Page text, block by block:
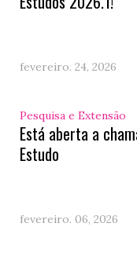
fevereiro. 24, 2026
Pesquisa e Extensão
Está aberta a
Estudo
fevereiro. 06, 2026